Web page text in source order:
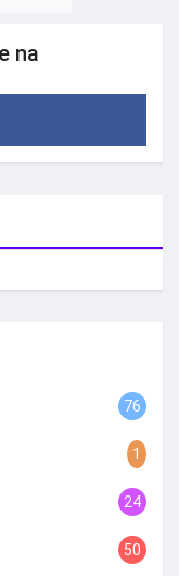
na
76
1
24
50